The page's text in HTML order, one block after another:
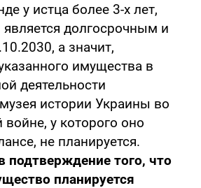
у истца более 3-х лет,
долгосрочным и
а значит,
имущества в
деятельности
истории Украины во
у которого оно
не планируется.
подтверждение того, что
планируется